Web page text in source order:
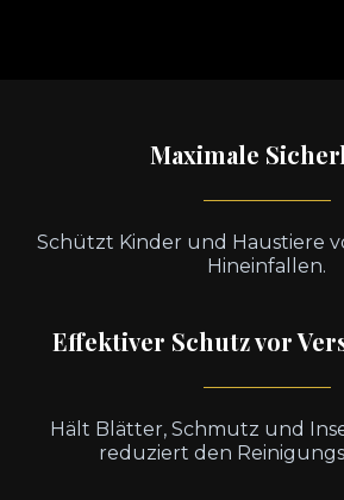
Maximale
Schützt Kinder und Haustiere
Hineinfallen.
Effektiver Schutz vor
Hält Blätter, Schmutz und
reduziert den